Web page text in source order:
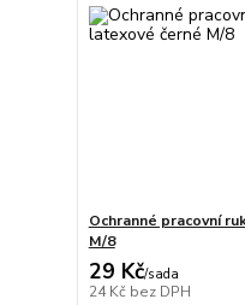
Ochranné pracovní
M/8
29 Kč/sada
24 Kč bez DPH